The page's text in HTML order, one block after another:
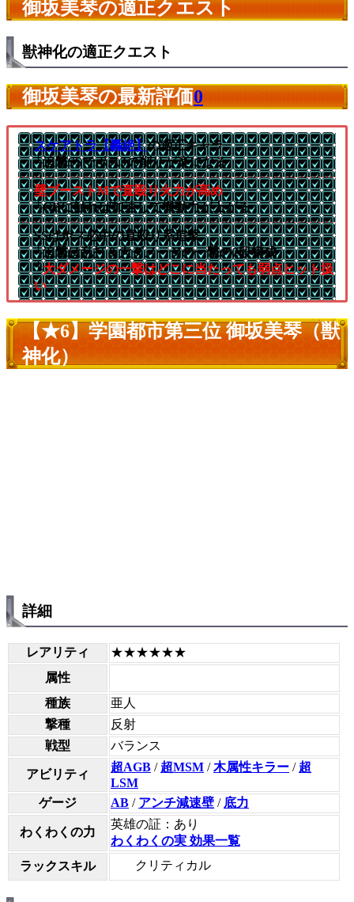
御坂美琴の適正クエスト
獣神化の適正クエスト
御坂美琴の最新評価0
スケアトラ【轟絶】の適正キャラ
└追撃SSでボス3の削りが楽になる
壁ブーストMで直殴り火力が高め
└GBに触れば加速して機動力が上がる
SSはボス必中の直殴り系追撃
└追撃は乱打＆大ダメージの一撃の2段構成
└大ダメージの一撃はどこに当たっても弱点ヒット扱
い
【★6】学園都市第三位 御坂美琴（獣
神化）
詳細
レアリティ
★★★★★★
属性
種族
亜人
撃種
反射
戦型
バランス
アビリティ
超AGB / 超MSM /木属性キラー / 超
LSM
ゲージ
AB / アンチ減速壁 / 底力
わくわくの力
英雄の証：あり
わくわくの実 効果一覧
ラックスキル
クリティカル